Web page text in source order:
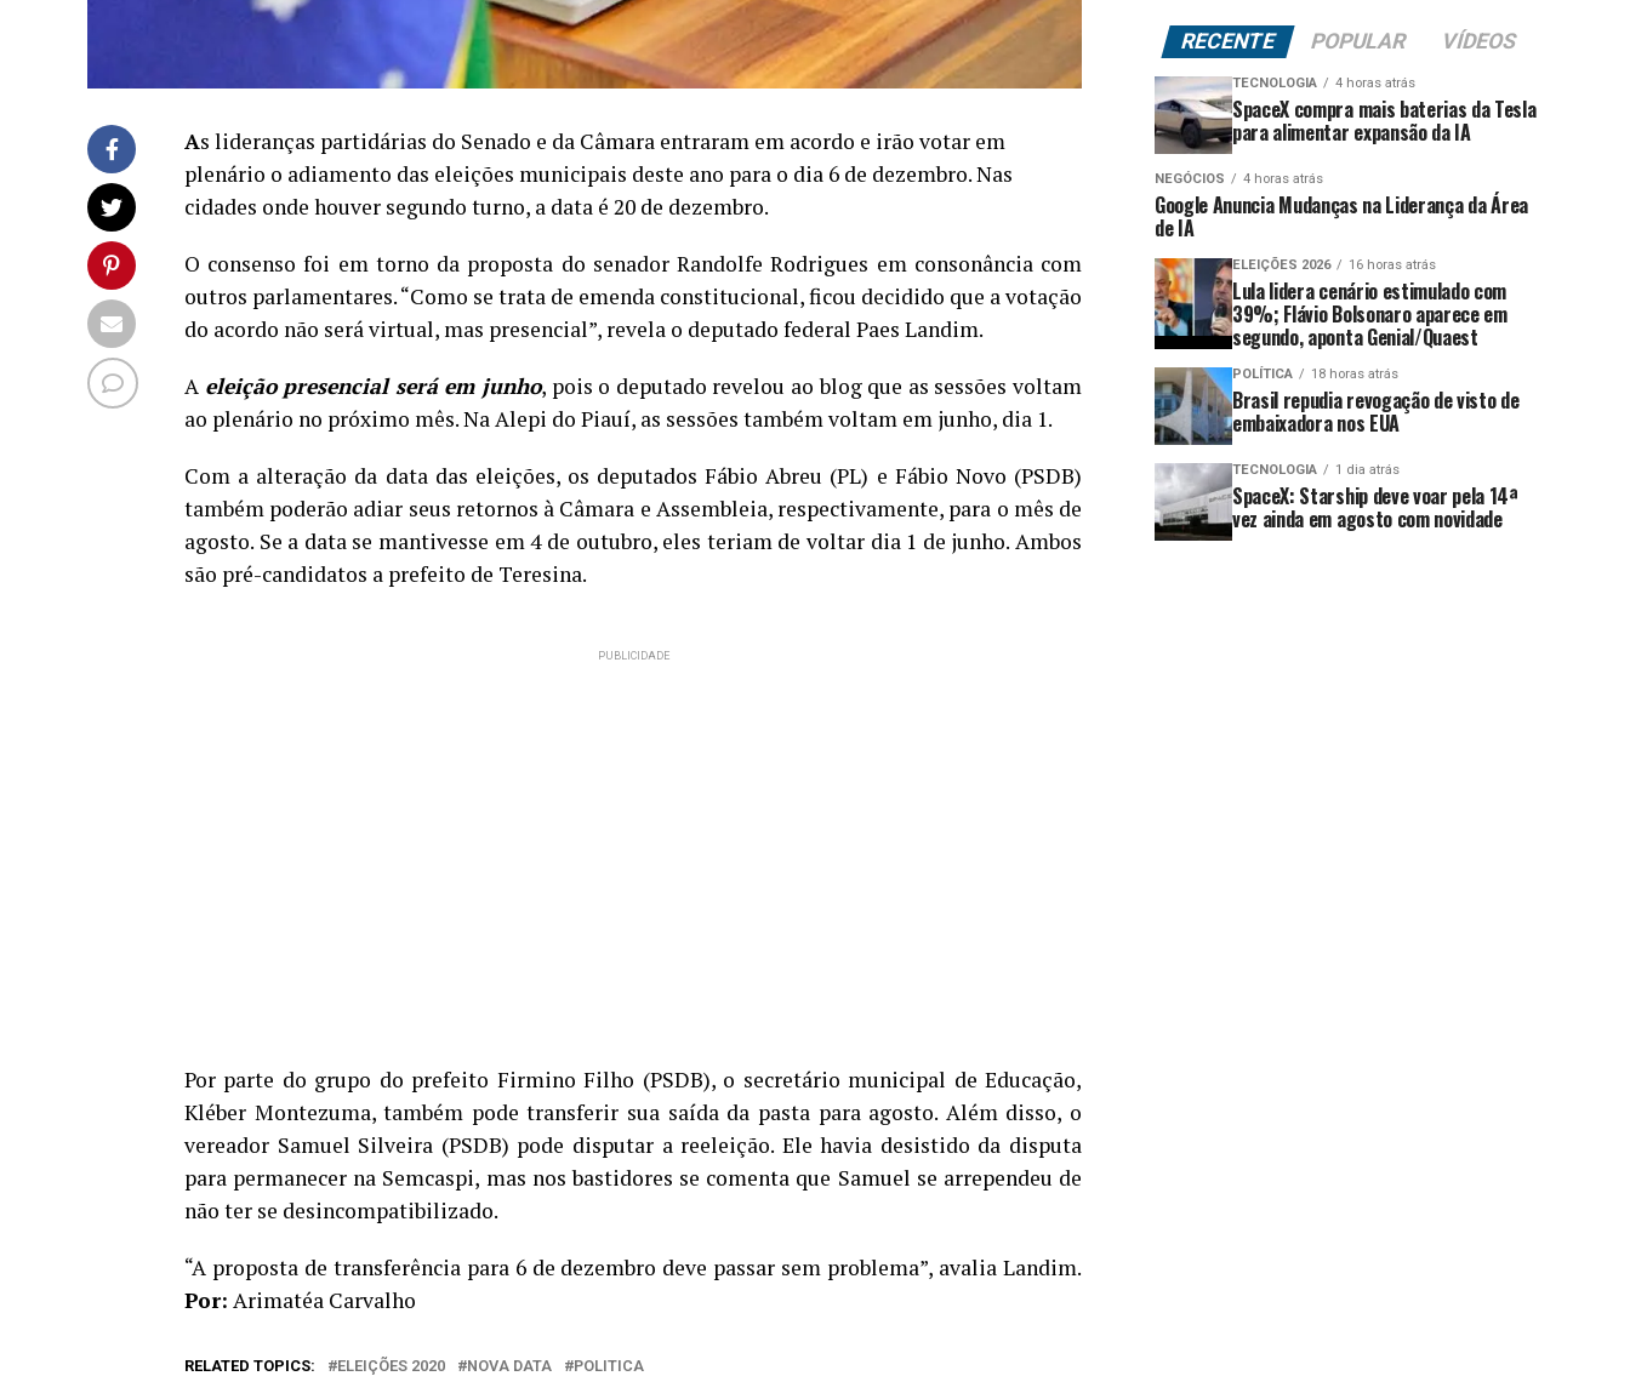
As lideranças partidárias do Senado e da Câmara entraram em acordo e irão votar em
plenário o adiamento das eleições municipais deste ano para o dia 6 de dezembro. Nas
cidades onde houver segundo turno, a data é 20 de dezembro.
O consenso foi em torno da proposta do senador Randolfe Rodrigues em consonância com
outros parlamentares. “Como se trata de emenda constitucional, ficou decidido que a votação
do acordo não será virtual, mas presencial”, revela o deputado federal Paes Landim.
A eleição presencial será em junho, pois o deputado revelou ao blog que as sessões voltam
ao plenário no próximo mês. Na Alepi do Piauí, as sessões também voltam em junho, dia 1.
Com a alteração da data das eleições, os deputados Fábio Abreu (PL) e Fábio Novo (PSDB)
também poderão adiar seus retornos à Câmara e Assembleia, respectivamente, para o mês de
agosto. Se a data se mantivesse em 4 de outubro, eles teriam de voltar dia 1 de junho. Ambos
são pré-candidatos a prefeito de Teresina.
Por parte do grupo do prefeito Firmino Filho (PSDB), o secretário municipal de Educação,
Kléber Montezuma, também pode transferir sua saída da pasta para agosto. Além disso, o
vereador Samuel Silveira (PSDB) pode disputar a reeleição. Ele havia desistido da disputa
para permanecer na Semcaspi, mas nos bastidores se comenta que Samuel se arrependeu de
não ter se desincompatibilizado.
“A proposta de transferência para 6 de dezembro deve passar sem problema”, avalia Landim.
Por: Arimatéa Carvalho
RELATED TOPICS: ELEIÇÕES 2020 NOVA DATA POLITICA
RECENTE POPULAR VÍDEOS
TECNOLOGIA 4 horas atrás
SpaceX compra mais baterias da Tesla
para alimentar expansão da IA
NEGÓCIOS 4 horas atrás
Google Anuncia Mudanças na Liderança da Área
de IA
ELEIÇÕES 2026 16 horas atrás
Lula lidera cenário estimulado com
39%; Flávio Bolsonaro aparece em
segundo, aponta Genial/Quaest
POLÍTICA 18 horas atrás
Brasil repudia revogação de visto de
embaixadora nos EUA
TECNOLOGIA 1 dia atrás
SpaceX: Starship deve voar pela 14ª
vez ainda em agosto com novidade